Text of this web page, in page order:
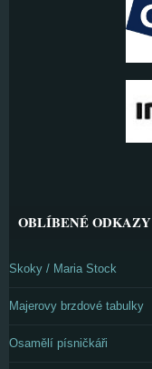
OBLÍBENÉ ODKAZY
Skoky / Maria Stock
Majerovy brzdové tabulky
Osamělí písničkáři